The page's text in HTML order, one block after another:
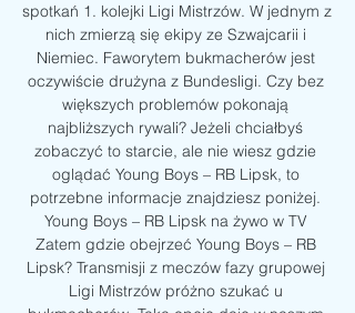
spotkań 1. kolejki Ligi Mistrzów. W jednym z
nich zmierzą się ekipy ze Szwajcarii i
Niemiec. Faworytem bukmacherów jest
oczywiście drużyna z Bundesligi. Czy bez
większych problemów pokonają
najbliższych rywali? Jeżeli chciałbyś
zobaczyć to starcie, ale nie wiesz gdzie
oglądać Young Boys – RB Lipsk, to
potrzebne informacje znajdziesz poniżej.
Young Boys – RB Lipsk na żywo w TV
Zatem gdzie obejrzeć Young Boys – RB
Lipsk? Transmisji z meczów fazy grupowej
Ligi Mistrzów próżno szukać u